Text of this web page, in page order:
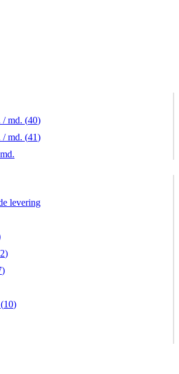
/ md. (40)
/ md. (41)
levering
2)
)
10)